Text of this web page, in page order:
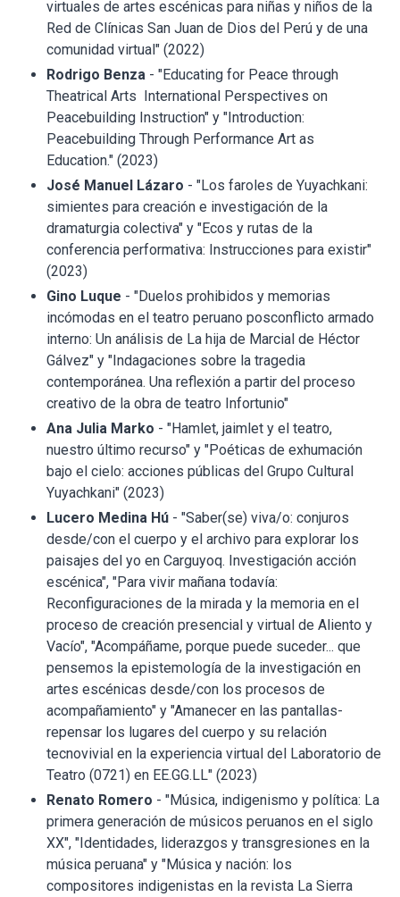
virtuales de artes escénicas para niñas y niños de la
Red de Clínicas San Juan de Dios del Perú y de una
comunidad virtual" (2022)
Rodrigo Benza - "Educating for Peace through
Theatrical Arts International Perspectives on
Peacebuilding Instruction" y "Introduction:
Peacebuilding Through Performance Art as
Education." (2023)
José Manuel Lázaro - "Los faroles de Yuyachkani:
simientes para creación e investigación de la
dramaturgia colectiva" y "Ecos y rutas de la
conferencia performativa: Instrucciones para existir"
(2023)
Gino Luque - "Duelos prohibidos y memorias
incómodas en el teatro peruano posconflicto armado
interno: Un análisis de La hija de Marcial de Héctor
Gálvez" y "Indagaciones sobre la tragedia
contemporánea. Una reflexión a partir del proceso
creativo de la obra de teatro Infortunio"
Ana Julia Marko - "Hamlet, jaimlet y el teatro,
nuestro último recurso" y "Poéticas de exhumación
bajo el cielo: acciones públicas del Grupo Cultural
Yuyachkani" (2023)
Lucero Medina Hú - "Saber(se) viva/o: conjuros
desde/con el cuerpo y el archivo para explorar los
paisajes del yo en Carguyoq. Investigación acción
escénica", "Para vivir mañana todavía:
Reconfiguraciones de la mirada y la memoria en el
proceso de creación presencial y virtual de Aliento y
Vacío", "Acompáñame, porque puede suceder... que
pensemos la epistemología de la investigación en
artes escénicas desde/con los procesos de
acompañamiento" y "Amanecer en las pantallas-
repensar los lugares del cuerpo y su relación
tecnovivial en la experiencia virtual del Laboratorio de
Teatro (0721) en EE.GG.LL" (2023)
Renato Romero - "Música, indigenismo y política: La
primera generación de músicos peruanos en el siglo
XX", "Identidades, liderazgos y transgresiones en la
música peruana" y "Música y nación: los
compositores indigenistas en la revista La Sierra